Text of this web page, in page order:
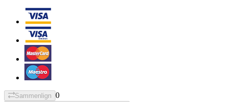
Sammenlign 0